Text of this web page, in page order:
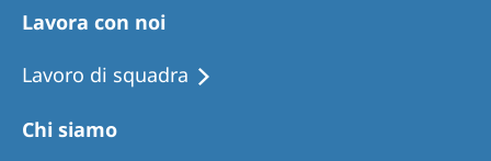
Lavora con noi
Lavoro di squadra
Chi siamo